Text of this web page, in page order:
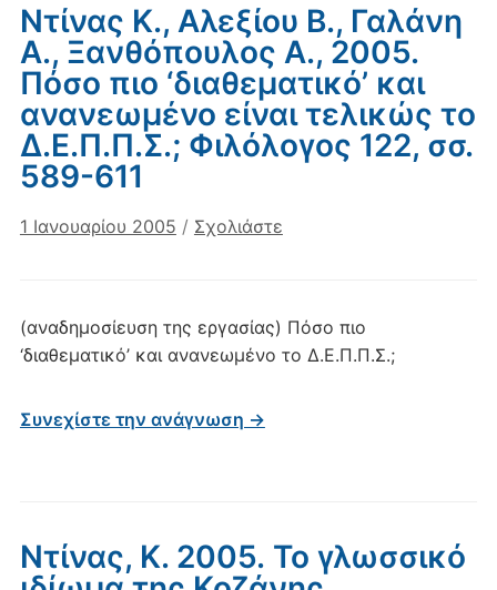
Ντίνας Κ., Αλεξίου Β., Γαλάνη
Α., Ξανθόπουλος Α., 2005.
Πόσο πιο ‘διαθεματικό’ και
ανανεωμένο είναι τελικώς το
Δ.Ε.Π.Π.Σ.; Φιλόλογος 122, σσ.
589-611
1 Ιανουαρίου 2005 / Σχολιάστε
(αναδημοσίευση της εργασίας) Πόσο πιο
‘διαθεματικό’ και ανανεωμένο το Δ.Ε.Π.Π.Σ.;
Συνεχίστε την ανάγνωση →
Ντίνας, Κ. 2005. Το γλωσσικό